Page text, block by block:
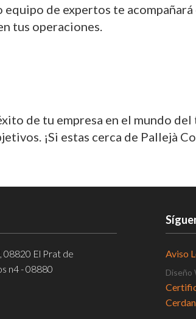
de expertos te
tus operaciones.
de tu empresa en el mundo
¡Si estas cerca de Pallejà
08820 El Prat de
n4 - 08880
Aviso
Diseño